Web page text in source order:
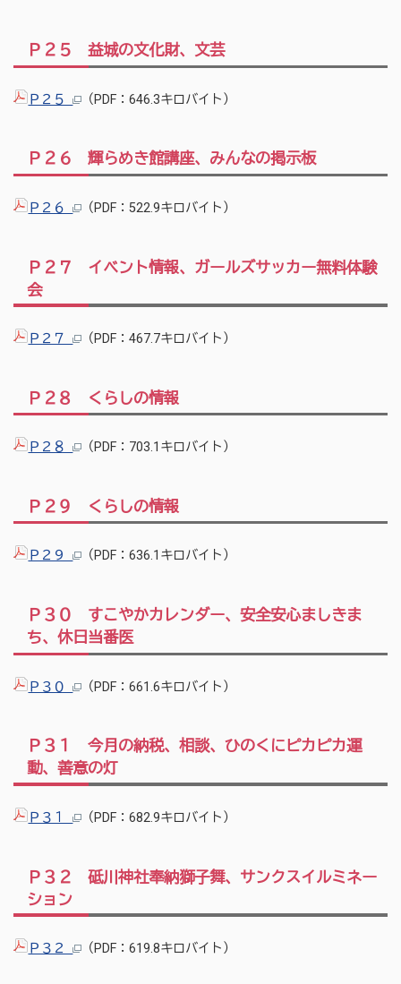
Ｐ２５ 益城の文化財、文芸
Ｐ２５ （PDF：646.3キロバイト）
Ｐ２６ 輝らめき館講座、みんなの掲示板
Ｐ２６ （PDF：522.9キロバイト）
Ｐ２７ イベント情報、ガールズサッカー無料体験
会
Ｐ２７ （PDF：467.7キロバイト）
Ｐ２８ くらしの情報
Ｐ２８ （PDF：703.1キロバイト）
Ｐ２９ くらしの情報
Ｐ２９ （PDF：636.1キロバイト）
Ｐ３０ すこやかカレンダー、安全安心ましきま
ち、休日当番医
Ｐ３０ （PDF：661.6キロバイト）
Ｐ３１ 今月の納税、相談、ひのくにピカピカ運
動、善意の灯
Ｐ３１ （PDF：682.9キロバイト）
Ｐ３２ 砥川神社奉納獅子舞、サンクスイルミネー
ション
Ｐ３２ （PDF：619.8キロバイト）